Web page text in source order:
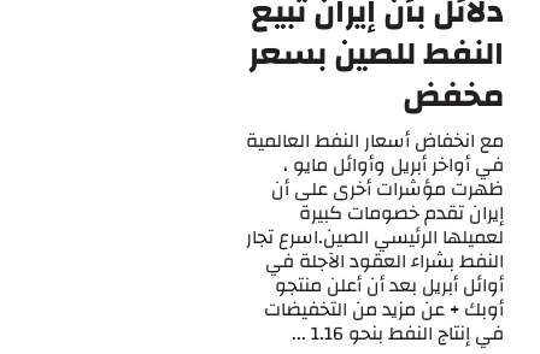
دلائل بأن إيران تبيع
النفط للصين بسعر
مخفض
مع انخفاض أسعار النفط العالمية
في أواخر أبريل وأوائل مايو ،
ظهرت مؤشرات أخرى على أن
إيران تقدم خصومات كبيرة
لعميلها الرئيسي الصين.اسرع تجار
النفط بشراء العقود الآجلة في
أوائل أبريل بعد أن أعلن منتجو
أوبك + عن مزيد من التخفيضات
في إنتاج النفط بنحو 1.16 ...